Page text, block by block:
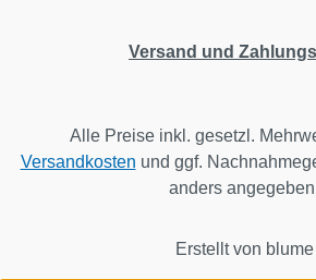
Versand und
Alle Preise inkl. gesetzl.
Versandkosten und ggf.
anders
Erstellt von blume